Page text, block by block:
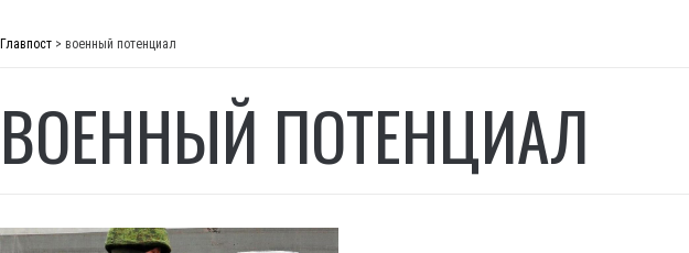
Главпост > военный потенциал
ВОЕННЫЙ ПОТЕНЦИАЛ